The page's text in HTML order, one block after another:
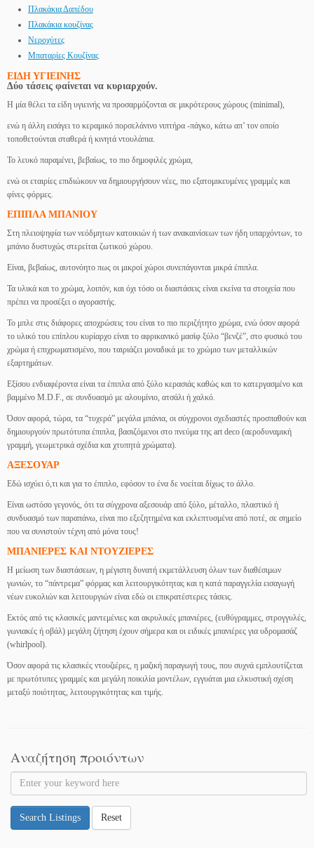
Πλακάκια Δαπέδου
Πλακάκια κουζίνας
Νεροχύτες
Μπαταρίες Κουζίνας
ΕΙΔΗ ΥΓΙΕΙΝΗΣ
Δύο τάσεις φαίνεται να κυριαρχούν.
Η μία θέλει τα είδη υγιεινής να προσαρμόζονται σε μικρότερους χώρους (minimal),
ενώ η άλλη εισάγει το κεραμικό πορσελάνινο νιπτήρα -πάγκο, κάτω απ’ τον οποίο
τοποθετούνται σταθερά ή κινητά ντουλάπια.
Το λευκό παραμένει, βεβαίως, το πιο δημοφιλές χρώμα,
ενώ οι εταιρίες επιδιώκουν να δημιουργήσουν νέες, πιο εξατομικευμένες γραμμές και
φίνες φόρμες.
ΕΠΙΠΛΑ ΜΠΑΝΙΟΥ
Στη πλειοψηφία των νεόδμητων κατοικιών ή των ανακαινίσεων των ήδη υπαρχόντων, το
μπάνιο δυστυχώς στερείται ζωτικού χώρου.
Είναι, βεβαίως, αυτονόητο πως οι μικροί χώροι συνεπάγονται μικρά έπιπλα.
Τα υλικά και το χρώμα, λοιπόν, και όχι τόσο οι διαστάσεις είναι εκείνα τα στοιχεία που
πρέπει να προσέξει ο αγοραστής.
Το μπλε στις διάφορες αποχρώσεις του είναι το πιο περιζήτητο χρώμα, ενώ όσον αφορά
το υλικό του επίπλου κυρίαρχο είναι το αφρικανικό μασίφ ξύλο “βενζέ”, στο φυσικό του
χρώμα ή επιχρωματισμένο, που ταιριάζει μοναδικά με το χρώμιο των μεταλλικών
εξαρτημάτων.
Εξίσου ενδιαφέροντα είναι τα έπιπλα από ξύλο κερασιάς καθώς και το κατεργασμένο και
βαμμένο M.D.F., σε συνδυασμό με αλουμίνιο, ατσάλι ή χαλκό.
Όσον αφορά, τώρα, τα “τυχερά” μεγάλα μπάνια, οι σύγχρονοι σχεδιαστές προσπαθούν και
δημιουργούν πρωτότυπα έπιπλα, βασιζόμενοι στο πνεύμα της art deco (αεροδυναμική
γραμμή, γεωμετρικά σχέδια και χτυπητά χρώματα).
ΑΞΕΣΟΥΑΡ
Εδώ ισχύει ό,τι και για το έπιπλο, εφόσον το ένα δε νοείται δίχως το άλλο.
Είναι ωστόσο γεγονός, ότι τα σύγχρονα αξεσουάρ από ξύλο, μέταλλο, πλαστικό ή
συνδυασμό των παραπάνω, είναι πιο εξεζητημένα και εκλεπτυσμένα από ποτέ, σε σημείο
που να συνιστούν τέχνη από μόνα τους!
ΜΠΑΝΙΕΡΕΣ ΚΑΙ ΝΤΟΥΖΙΕΡΕΣ
Η μείωση των διαστάσεων, η μέγιστη δυνατή εκμετάλλευση όλων των διαθέσιμων
γωνιών, το “πάντρεμα” φόρμας και λειτουργικότητας και η κατά παραγγελία εισαγωγή
νέων ευκολιών και λειτουργιών είναι εδώ οι επικρατέστερες τάσεις.
Εκτός από τις κλασικές μαντεμένιες και ακρυλικές μπανιέρες, (ευθύγραμμες, στρογγυλές,
γωνιακές ή οβάλ) μεγάλη ζήτηση έχουν σήμερα και οι ειδικές μπανιέρες για υδρομασάζ
(whirlpool).
Όσον αφορά τις κλασικές ντουζιέρες, η μαζική παραγωγή τους, που συχνά εμπλουτίζεται
με πρωτότυπες γραμμές και μεγάλη ποικιλία μοντέλων, εγγυάται μια ελκυστική σχέση
μεταξύ ποιότητας, λειτουργικότητας και τιμής.
Αναζήτηση προιόντων
Search Listings Reset